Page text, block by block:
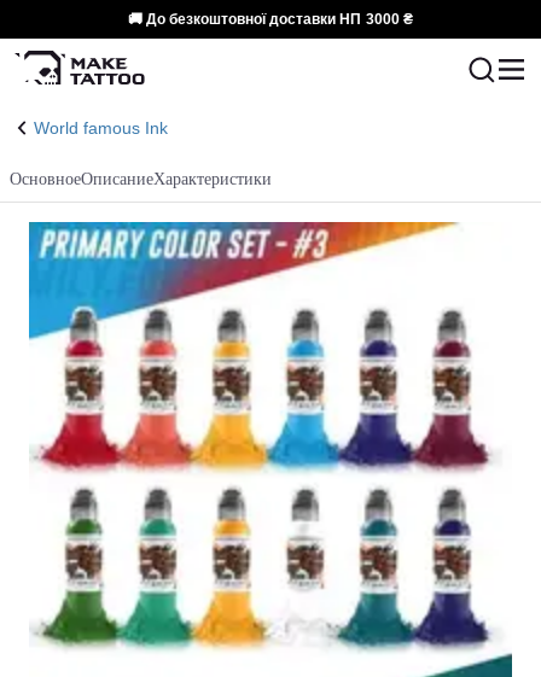
🚚 До безкоштовної доставки НП 3000 ₴
World famous Ink
ОсновноеОписаниеХарактеристики